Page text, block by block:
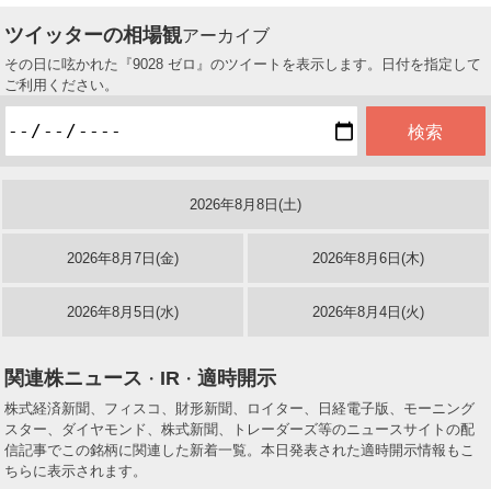
ツイッターの相場観アーカイブ
その日に呟かれた『9028 ゼロ』のツイートを表示します。日付を指定して
ご利用ください。
2026年8月8日(土)
2026年8月7日(金) 2026年8月6日(木)
2026年8月5日(水) 2026年8月4日(火)
関連株ニュース ・ IR ・ 適時開示
株式経済新聞、フィスコ、財形新聞、ロイター、日経電子版、モーニング
スター、ダイヤモンド、株式新聞、トレーダーズ等のニュースサイトの配
信記事でこの銘柄に関連した新着一覧。本日発表された適時開示情報もこ
ちらに表示されます。